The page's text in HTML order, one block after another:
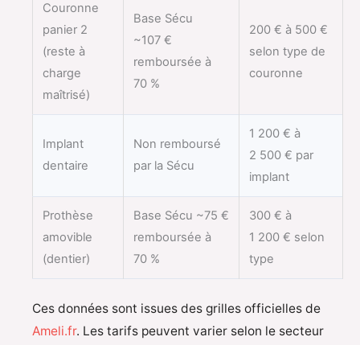
Couronne
panier 2
(reste à
charge
maîtrisé)
Base Sécu
~107 €
remboursée à
70 %
200 € à 500 €
selon type de
couronne
Implant
dentaire
Non remboursé
par la Sécu
1 200 € à
2 500 € par
implant
Prothèse
amovible
(dentier)
Base Sécu ~75 €
remboursée à
70 %
300 € à
1 200 € selon
type
Ces données sont issues des grilles officielles de
Ameli.fr. Les tarifs peuvent varier selon le secteur